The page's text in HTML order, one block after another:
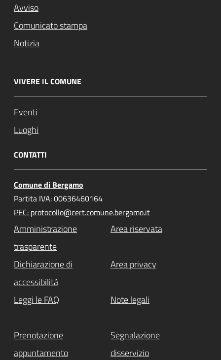
Avviso
Comunicato stampa
Notizia
VIVERE IL COMUNE
Eventi
Luoghi
CONTATTI
Comune di Bergamo
Partita IVA: 00636460164
PEC: protocollo@cert.comune.bergamo.it
Amministrazione
trasparente
Area riservata
Dichiarazione di
accessibilità
Area privacy
Leggi le FAQ Note legali
Prenotazione
appuntamento
Segnalazione
disservizio